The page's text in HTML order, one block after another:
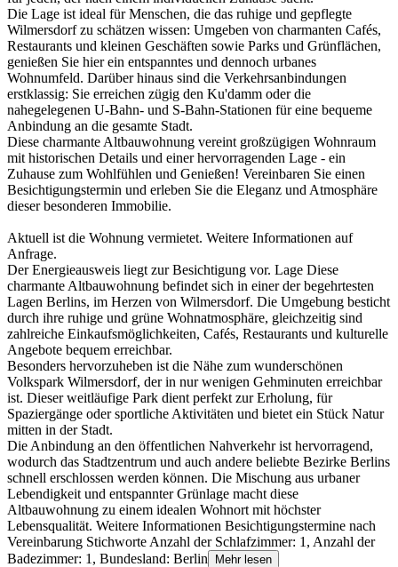
Die Lage ist ideal für Menschen, die das ruhige und gepflegte
Wilmersdorf zu schätzen wissen: Umgeben von charmanten Cafés,
Restaurants und kleinen Geschäften sowie Parks und Grünflächen,
genießen Sie hier ein entspanntes und dennoch urbanes
Wohnumfeld. Darüber hinaus sind die Verkehrsanbindungen
erstklassig: Sie erreichen zügig den Ku'damm oder die
nahegelegenen U-Bahn- und S-Bahn-Stationen für eine bequeme
Anbindung an die gesamte Stadt.
Diese charmante Altbauwohnung vereint großzügigen Wohnraum
mit historischen Details und einer hervorragenden Lage - ein
Zuhause zum Wohlfühlen und Genießen! Vereinbaren Sie einen
Besichtigungstermin und erleben Sie die Eleganz und Atmosphäre
dieser besonderen Immobilie.
Aktuell ist die Wohnung vermietet. Weitere Informationen auf
Anfrage.
Der Energieausweis liegt zur Besichtigung vor. Lage Diese
charmante Altbauwohnung befindet sich in einer der begehrtesten
Lagen Berlins, im Herzen von Wilmersdorf. Die Umgebung besticht
durch ihre ruhige und grüne Wohnatmosphäre, gleichzeitig sind
zahlreiche Einkaufsmöglichkeiten, Cafés, Restaurants und kulturelle
Angebote bequem erreichbar.
Besonders hervorzuheben ist die Nähe zum wunderschönen
Volkspark Wilmersdorf, der in nur wenigen Gehminuten erreichbar
ist. Dieser weitläufige Park dient perfekt zur Erholung, für
Spaziergänge oder sportliche Aktivitäten und bietet ein Stück Natur
mitten in der Stadt.
Die Anbindung an den öffentlichen Nahverkehr ist hervorragend,
wodurch das Stadtzentrum und auch andere beliebte Bezirke Berlins
schnell erschlossen werden können. Die Mischung aus urbaner
Lebendigkeit und entspannter Grünlage macht diese
Altbauwohnung zu einem idealen Wohnort mit höchster
Lebensqualität. Weitere Informationen Besichtigungstermine nach
Vereinbarung Stichworte Anzahl der Schlafzimmer: 1, Anzahl der
Badezimmer: 1, Bundesland: Berlin
Mehr lesen